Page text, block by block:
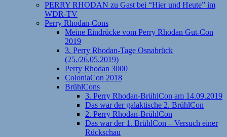
PERRY RHODAN zu Gast bei “Hier und Heute” im
WDR-TV
Perry Rhodan-Cons
Meine Eindrücke vom Perry Rhodan Gut-Con
2019
3. Perry Rhodan-Tage Osnabrück
(25./26.05.2019)
Perry Rhodan 3000
ColoniaCon 2018
BrühlCons
3. Perry Rhodan-BrühlCon am 14.09.2019
Das war der galaktische 2. BrühlCon
2. Perry Rhodan-BrühlCon
Das war der 1. BrühlCon – Versuch einer
Rückschau